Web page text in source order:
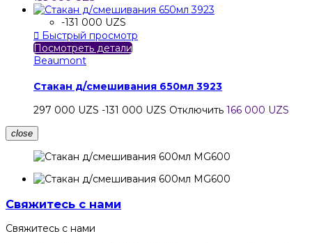
-131 000 UZS
 Быстрый просмотр
Посмотреть детали
Beaumont
Стакан д/смешивания 650мл 3923
297 000 UZS -131 000 UZS Отключить 166 000 UZS
close
Свяжитесь с нами
Свяжитесь с нами